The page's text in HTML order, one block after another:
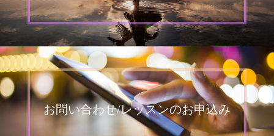
お問い合わせ/レッスンのお申込み